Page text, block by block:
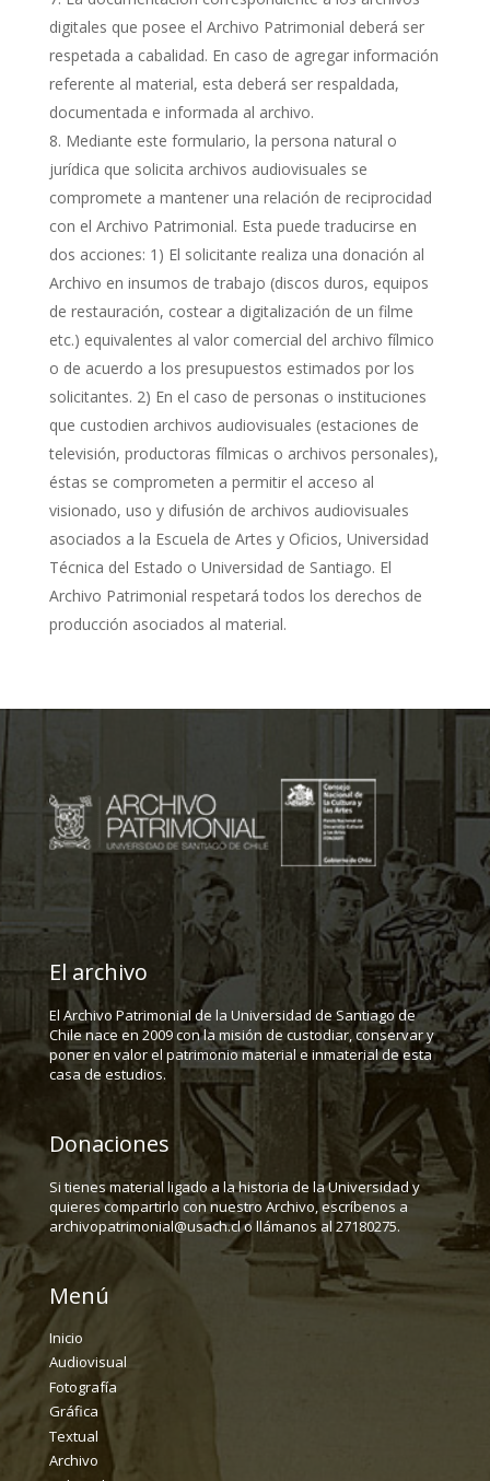
digitales que posee el Archivo Patrimonial deberá ser
respetada a cabalidad. En caso de agregar información
referente al material, esta deberá ser respaldada,
documentada e informada al archivo.
Mediante este formulario, la persona natural o
jurídica que solicita archivos audiovisuales se
compromete a mantener una relación de reciprocidad
con el Archivo Patrimonial. Esta puede traducirse en
dos acciones: 1) El solicitante realiza una donación al
Archivo en insumos de trabajo (discos duros, equipos
de restauración, costear a digitalización de un filme
etc.) equivalentes al valor comercial del archivo fílmico
o de acuerdo a los presupuestos estimados por los
solicitantes. 2) En el caso de personas o instituciones
que custodien archivos audiovisuales (estaciones de
televisión, productoras fílmicas o archivos personales),
éstas se comprometen a permitir el acceso al
visionado, uso y difusión de archivos audiovisuales
asociados a la Escuela de Artes y Oficios, Universidad
Técnica del Estado o Universidad de Santiago. El
Archivo Patrimonial respetará todos los derechos de
producción asociados al material.
El archivo
El Archivo Patrimonial de la Universidad de Santiago de
Chile nace en 2009 con la misión de custodiar, conservar y
poner en valor el patrimonio material e inmaterial de esta
casa de estudios.
Donaciones
Si tienes material ligado a la historia de la Universidad y
quieres compartirlo con nuestro Archivo, escríbenos a
archivopatrimonial@usach.cl o llámanos al 27180275.
Menú
Inicio
Audiovisual
Fotografía
Gráfica
Textual
Archivo